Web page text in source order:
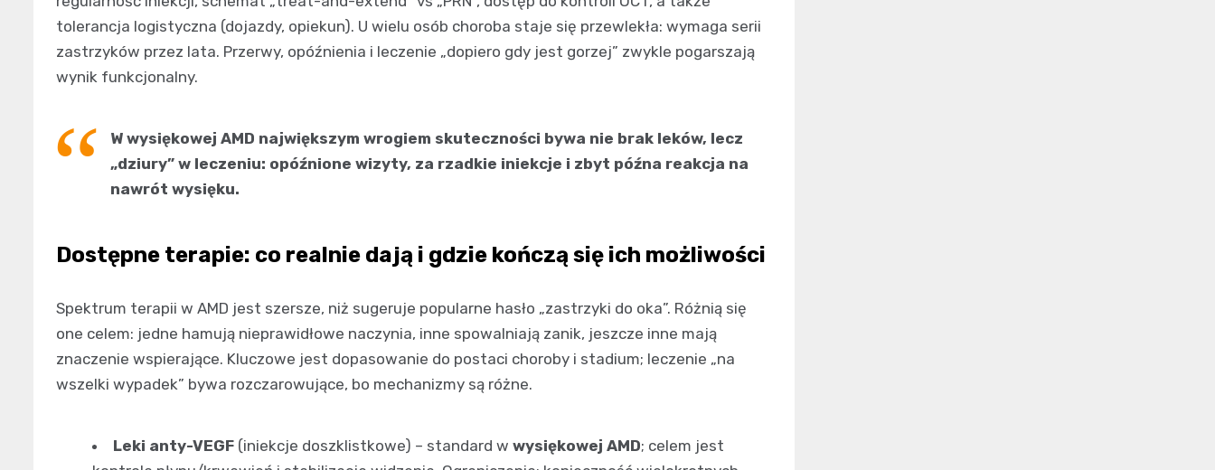
tolerancja logistyczna (dojazdy, opiekun). U wielu osób choroba staje się przewlekła: wymaga serii
zastrzyków przez lata. Przerwy, opóźnienia i leczenie „dopiero gdy jest gorzej” zwykle pogarszają
wynik funkcjonalny.
W wysiękowej AMD największym wrogiem skuteczności bywa nie brak leków, lecz
„dziury” w leczeniu: opóźnione wizyty, za rzadkie iniekcje i zbyt późna reakcja na
nawrót wysięku.
Dostępne terapie: co realnie dają i gdzie kończą się ich możliwości
Spektrum terapii w AMD jest szersze, niż sugeruje popularne hasło „zastrzyki do oka”. Różnią się
one celem: jedne hamują nieprawidłowe naczynia, inne spowalniają zanik, jeszcze inne mają
znaczenie wspierające. Kluczowe jest dopasowanie do postaci choroby i stadium; leczenie „na
wszelki wypadek” bywa rozczarowujące, bo mechanizmy są różne.
Leki anty-VEGF (iniekcje doszklistkowe) – standard w wysiękowej AMD; celem jest